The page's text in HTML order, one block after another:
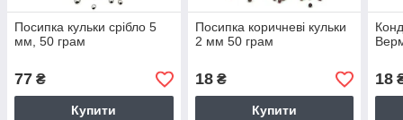
Посипка кульки срібло 5
мм, 50 грам
77 ₴
Купити
Посипка коричневі кульки
2 мм 50 грам
18₴
Купити
18